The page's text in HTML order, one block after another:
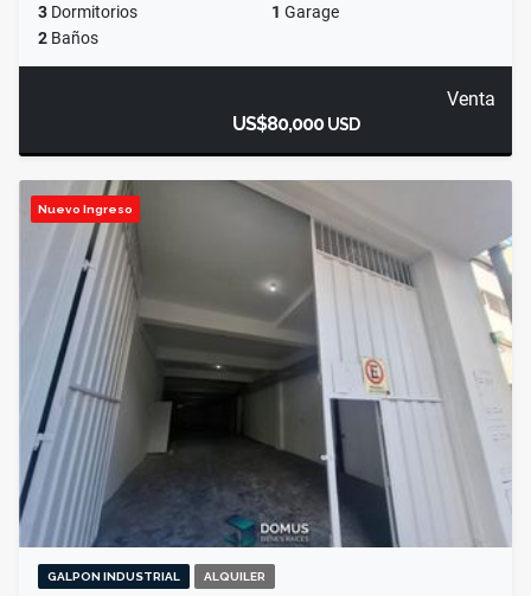
3 Dormitorios 1 Garage
2 Baños
Venta
US$80,000USD
Nuevo Ingreso
GALPON INDUSTRIAL ALQUILER